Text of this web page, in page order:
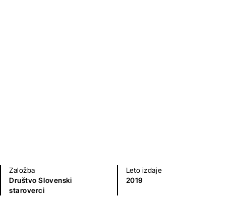
Založba
Društvo Slovenski
staroverci
Leto izdaje
2019